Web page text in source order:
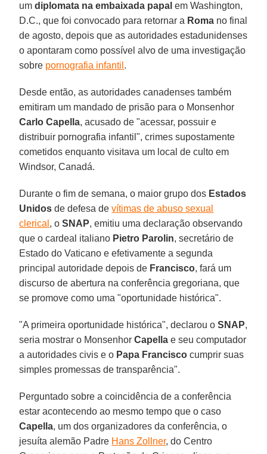
umdiplomata na embaixada papal em Washington,
D.C., que foi convocado para retornar a Roma no final
de agosto, depois que as autoridades estadunidenses
o apontaram como possível alvo de uma investigação
sobre pornografia infantil .
Desde então, as autoridades canadenses também
emitiram um mandado de prisão para o Monsenhor
Carlo Capella, acusado de "acessar, possuir e
distribuir pornografia infantil", crimes supostamente
cometidos enquanto visitava um local de culto em
Windsor, Canadá.
Durante o fim de semana, o maior grupo dos Estados
Unidos de defesa devítimas de abuso sexual
clerical , oSNAP, emitiu uma declaração observando
que o cardeal italiano Pietro Parolin, secretário de
Estado do Vaticano e efetivamente a segunda
principal autoridade depois de Francisco, fará um
discurso de abertura na conferência gregoriana, que
se promove como uma "oportunidade histórica".
"A primeira oportunidade histórica", declarou oSNAP,
seria mostrar o MonsenhorCapella e seu computador
a autoridades civis e o Papa Francisco cumprir suas
simples promessas de transparência".
Perguntado sobre a coincidência de a conferência
estar acontecendo ao mesmo tempo que o caso
Capella, um dos organizadores da conferência, o
jesuíta alemão Padre Hans Zollner, do Centro